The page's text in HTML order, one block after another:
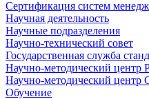
Сертификация систем
Научная деятельность
Научные подразделения
Научно-технический совет
Государственная служба
Научно-методический центр
Научно-методический центр
Обучение